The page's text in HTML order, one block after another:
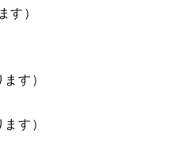
す）
す）
す）